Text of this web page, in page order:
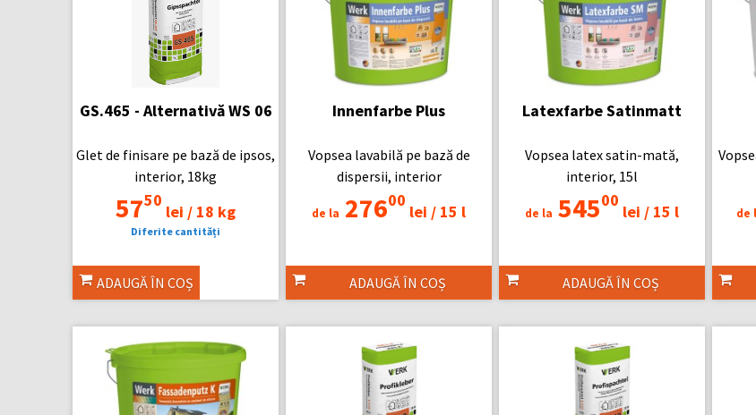
GS.465 - Alternativă WS 06
Glet de finisare pe bază de ipsos,
interior, 18kg
5750
lei / 18 kg
Diferite cantități
ADAUGĂ ÎN COȘ
Innenfarbe Plus
Vopsea lavabilă pe bază de
dispersii, interior
de la 27600
lei / 15 l
ADAUGĂ ÎN COȘ
Latexfarbe Satinmatt
Vopsea latex satin-mată,
interior, 15l
de la 54500
lei / 15 l
ADAUGĂ ÎN COȘ
de